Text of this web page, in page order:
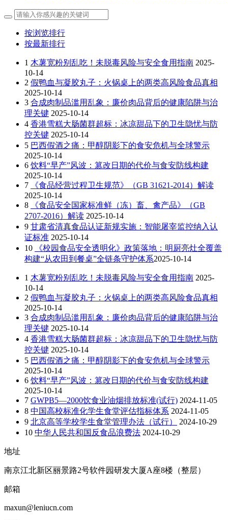
按浏览排行
按最新排行
1 木薯宽粉别乱吃！未脱毒风险与安全食用指南 2025-
10-14
2 假鸭血与凝胶丸子：火锅桌上的两类高风险食品真相
2025-10-14
3 合成肉制品滥用乱象：廉价肉品背后的健康陷阱与治
理关键 2025-10-14
4 香港雪糕大肠菌群超标：冰凉甜品下的卫生隐忧与防
控关键 2025-10-14
5 巴西假酒之痛：甲醇阴影下的食安危机与全球警示
2025-10-14
6 饮料“早产”风波：篡改日期的代价与食安防线构建
2025-10-14
7
《食品经营过程卫生规范》（GB 31621-2014）解读
2025-10-14
8
《食品安全国家标准鲜（冻）畜、禽产品》（GB
2707-2016）解读 2025-10-14
9 甘肃省清真食品认证新规实施：智能屠宰监控纳入认
证标准 2025-10-14
10
《校园食品安全透明化》政策落地：明厨亮灶全覆盖
构建“从农田到餐桌”全链条守护体系​2025-10-14
1 木薯宽粉别乱吃！未脱毒风险与安全食用指南 2025-
10-14
2 假鸭血与凝胶丸子：火锅桌上的两类高风险食品真相
2025-10-14
3 合成肉制品滥用乱象：廉价肉品背后的健康陷阱与治
理关键 2025-10-14
4 香港雪糕大肠菌群超标：冰凉甜品下的卫生隐忧与防
控关键 2025-10-14
5 巴西假酒之痛：甲醇阴影下的食安危机与全球警示
2025-10-14
6 饮料“早产”风波：篡改日期的代价与食安防线构建
2025-10-14
7 GWPB5—2000饮食业油烟排放标准(试行) 2024-11-05
8 中国高校标准化学生食堂评估指标体系 2024-11-05
9 北京高等学校学生食堂管理办法（试行）
2024-10-29
10 中华人民共和国反食品浪费法 2024-10-29
地址
南京江北新区丽景路2号软件园研发大厦A座8楼（整层）
邮箱
maxun@leniucn.com